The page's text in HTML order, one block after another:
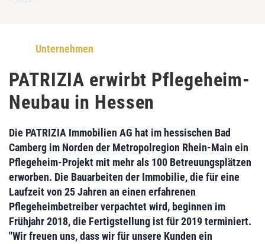
Unternehmen
PATRIZIA erwirbt Pflegeheim-
Neubau in Hessen
Die PATRIZIA Immobilien AG hat im hessischen Bad
Camberg im Norden der Metropolregion Rhein-Main ein
Pflegeheim-Projekt mit mehr als 100 Betreuungsplätzen
erworben. Die Bauarbeiten der Immobilie, die für eine
Laufzeit von 25 Jahren an einen erfahrenen
Pflegeheimbetreiber verpachtet wird, beginnen im
Frühjahr 2018, die Fertigstellung ist für 2019 terminiert.
"Wir freuen uns, dass wir für unsere Kunden ein